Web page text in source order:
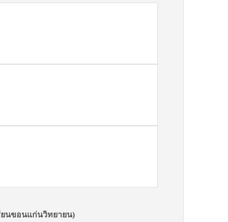
นขอนแก่นวิทยายน)